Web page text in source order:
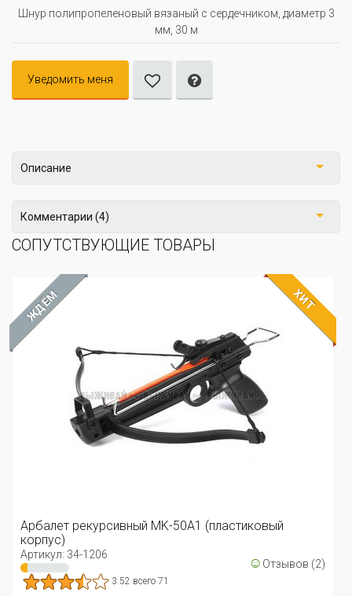
Шнур полипропеленовый вязаный с сердечником, диаметр 3
мм, 30 м
Уведомить меня
Описание
Комментарии (4)
СОПУТСТВУЮЩИЕ ТОВАРЫ
ЖДЁМ ХИТ
Арбалет рекурсивный MK-50A1 (пластиковый
корпус)
Артикул: 34-1206 ☺ Отзывов (2)
3.52 всего 71